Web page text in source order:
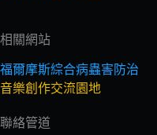
相關網站
福爾摩斯綜合病蟲害防治
音樂創作交流園地
聯絡管道